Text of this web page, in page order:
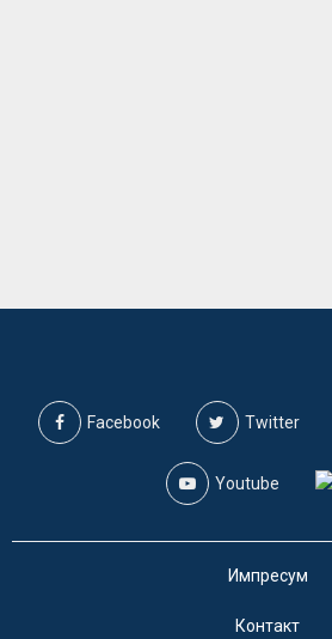
Facebook Twitter
Youtube
Импресум
Контакт